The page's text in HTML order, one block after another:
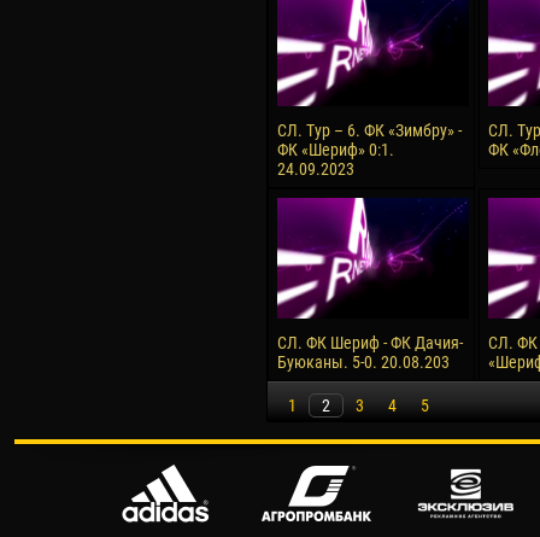
СЛ. Тур – 6. ФК «Зимбру» -
ФК «Шериф» 0:1.
24.09.2023
СЛ.
ФК
СЛ. ФК Шериф - ФК Дачия-
Буюканы. 5-0. 20.08.203
СЛ. ФК
1 2 3 4 5